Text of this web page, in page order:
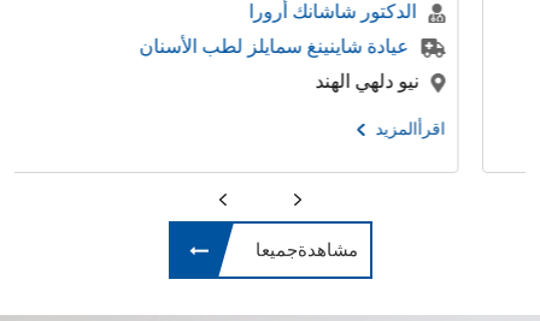
الدكتور شاشانك أرورا
عيادة شاينينغ سمايلز لطب الأسنان
نيو دلهي الهند
اقرأالمزيد
مشاهدةجميعا